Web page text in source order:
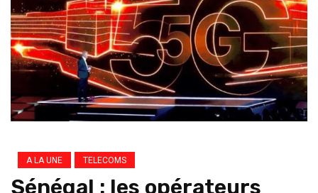
A LA UNE TELECOMS
Sénégal : les opérateurs